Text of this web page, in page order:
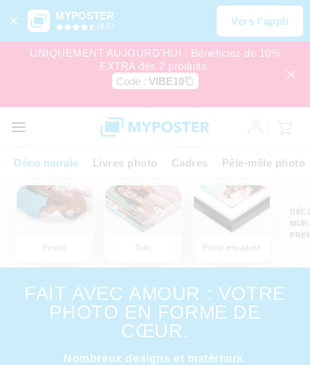
MYPOSTER
(4,6) Vers l’appli
UNIQUEMENT AUJOURD’HUI : Bénéficiez de 10%
EXTRA dès 2 produits.
Code : VIBE10
Déco murale Livres photo Cadres Pêle-mêle photo
Poster Toile Photo encadrée
FAIT AVEC AMOUR : VOTRE
PHOTO EN FORME DE
CŒUR.
Nombreux designs et matériaux.